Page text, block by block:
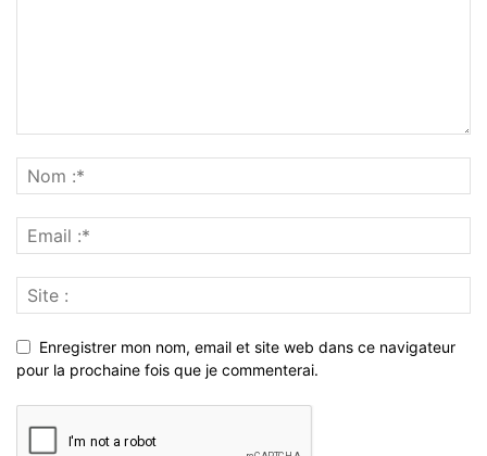
Enregistrer mon nom, email et site web dans ce navigateur
pour la prochaine fois que je commenterai.